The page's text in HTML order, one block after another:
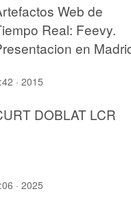
FÍSICAS
Web de
Real: Feevy.
en
· 2015
DOBLAT LCR
· 2025